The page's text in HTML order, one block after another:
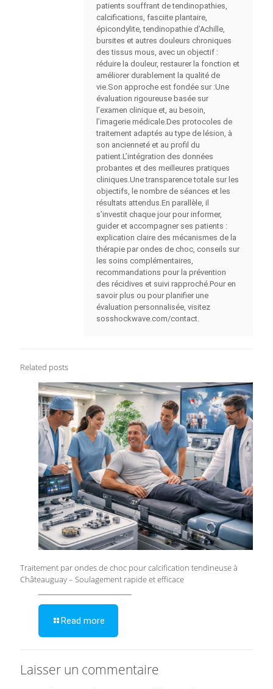
patients souffrant de tendinopathies,
calcifications, fasciite plantaire,
épicondylite, tendinopathie d’Achille,
bursites et autres douleurs chroniques
des tissus mous, avec un objectif :
réduire la douleur, restaurer la fonction et
améliorer durablement la qualité de
vie.Son approche est fondée sur :Une
évaluation rigoureuse basée sur
l’examen clinique et, au besoin,
l’imagerie médicale.Des protocoles de
traitement adaptés au type de lésion, à
son ancienneté et au profil du
patient.L’intégration des données
probantes et des meilleures pratiques
cliniques.Une transparence totale sur les
objectifs, le nombre de séances et les
résultats attendus.En parallèle, il
s’investit chaque jour pour informer,
guider et accompagner ses patients :
explication claire des mécanismes de la
thérapie par ondes de choc, conseils sur
les soins complémentaires,
recommandations pour la prévention
des récidives et suivi rapproché.Pour en
savoir plus ou pour planifier une
évaluation personnalisée, visitez
sosshockwave.com/contact.
Related posts
Traitement par ondes de choc pour calcification tendineuse à
Châteauguay – Soulagement rapide et efficace
Read more
Laisser un commentaire